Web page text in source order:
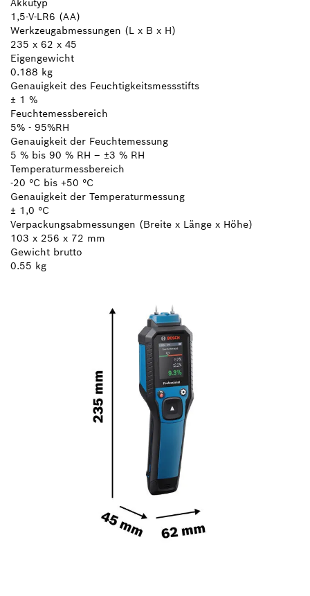
Akkutyp
1,5-V-LR6 (AA)
Werkzeugabmessungen (L x B x H)
235 x 62 x 45
Eigengewicht
0.188 kg
Genauigkeit des Feuchtigkeitsmessstifts
± 1 %
Feuchtemessbereich
5% - 95%RH
Genauigkeit der Feuchtemessung
5 % bis 90 % RH – ±3 % RH
Temperaturmessbereich
-20 °C bis +50 °C
Genauigkeit der Temperaturmessung
± 1,0 °C
Verpackungsabmessungen (Breite x Länge x Höhe)
103 x 256 x 72 mm
Gewicht brutto
0.55 kg